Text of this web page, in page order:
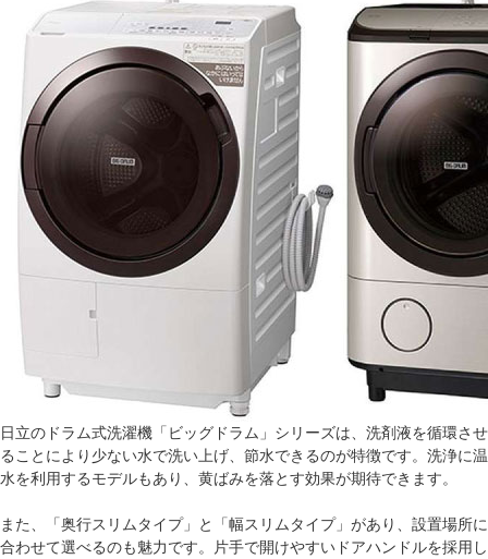
日立のドラム式洗濯機「ビッグドラム」シリーズは、洗剤液を循環させ
ることにより少ない水で洗い上げ、節水できるのが特徴です。洗浄に温
水を利用するモデルもあり、黄ばみを落とす効果が期待できます。
また、「奥行スリムタイプ」と「幅スリムタイプ」があり、設置場所に
合わせて選べるのも魅力です。片手で開けやすいドアハンドルを採用し